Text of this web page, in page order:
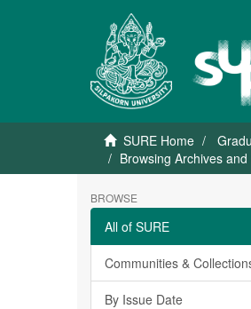
SURE Home
Browsing Archives
BROWSE
All of SURE
Communities &
By Issue Date